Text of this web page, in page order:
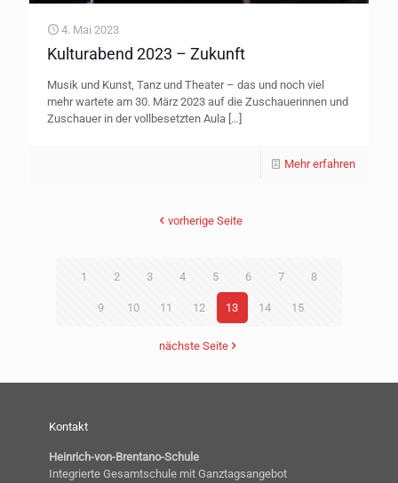
4. Mai 2023
Kulturabend 2023 – Zukunft
Musik und Kunst, Tanz und Theater – das und noch viel
mehr wartete am 30. März 2023 auf die Zuschauerinnen und
Zuschauer in der vollbesetzten Aula […]
Mehr erfahren
vorherige Seite
1 2 3 4 5 6 7 8
9 10 11 12 13 14 15
nächste Seite
Kontakt
Heinrich-von-Brentano-Schule
Integrierte Gesamtschule mit Ganztagsangebot